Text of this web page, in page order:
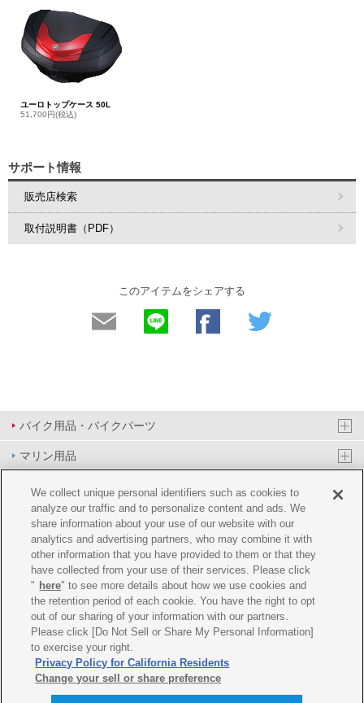
ユーロトップケース 50L
51,700円(税込)
サポート情報
販売店検索
取付説明書（PDF）
このアイテムをシェアする
バイク用品・バイクパーツ
マリン用品
PAS/YPJ用品
その他用品
イベント&エンターテイメント
オンラインショップ
企業情報
ご利用規約 推薦環境 プライバシーポリシー Cookie ポリシー
We collect unique personal identifiers such as cookies to
analyze our traffic and to personalize content and ads. We
share information about your use of our website with our
analytics and advertising partners, who may combine it with
other information that you have provided to them or that they
have collected from your use of their services. Please click
" here" to see more details about how we use cookies and
the retention period of each cookie. You have the right to opt
out of our sharing of your information with our partners.
Please click [Do Not Sell or Share My Personal Information]
to exercise your right.
Privacy Policy for California Residents
Change your sell or share preference